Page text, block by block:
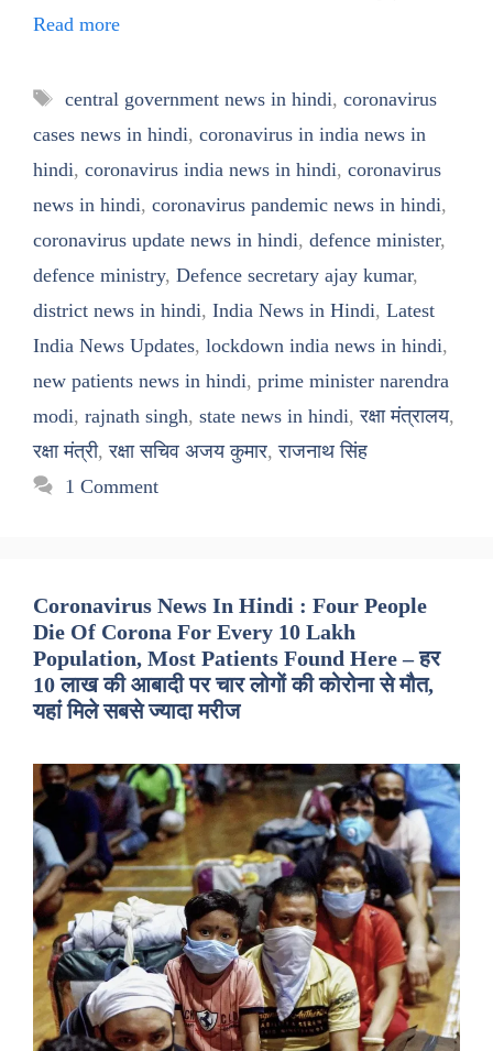
Read more
Tags
central government news in hindi, coronavirus
cases news in hindi, coronavirus in india news in
hindi, coronavirus india news in hindi, coronavirus
news in hindi, coronavirus pandemic news in hindi,
coronavirus update news in hindi, defence minister,
defence ministry, Defence secretary ajay kumar,
district news in hindi, India News in Hindi, Latest
India News Updates, lockdown india news in hindi,
new patients news in hindi, prime minister narendra
modi, rajnath singh, state news in hindi,रक्षा मंत्रालय,
रक्षा मंत्री,रक्षा सचिव अजय कुमार,राजनाथ सिंह
1 Comment
Coronavirus News In Hindi : Four People
Die Of Corona For Every 10 Lakh
Population, Most Patients Found Here – हर
10 लाख की आबादी पर चार लोगों की कोरोना से मौत,
यहां मिले सबसे ज्यादा मरीज